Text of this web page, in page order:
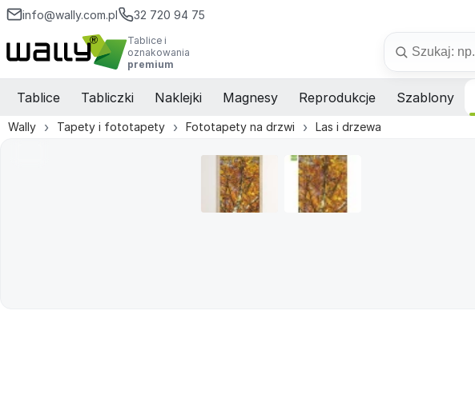
info@wally.com.pl 32 720 94 75
Tablice i
oznakowania
premium
Tablice Tabliczki Naklejki Magnesy Reprodukcje Szablony
Wally Tapety i fototapety Fototapety na drzwi Las i drzewa